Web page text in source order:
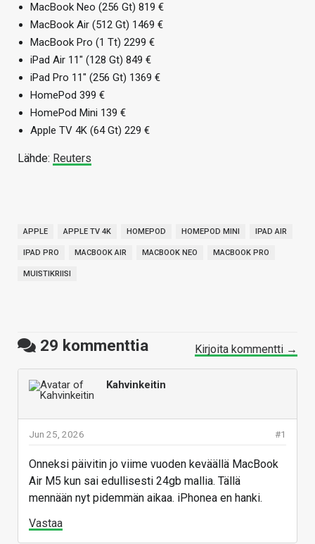
MacBook Neo (256 Gt) 819 €
MacBook Air (512 Gt) 1469 €
MacBook Pro (1 Tt) 2299 €
iPad Air 11″ (128 Gt) 849 €
iPad Pro 11″ (256 Gt) 1369 €
HomePod 399 €
HomePod Mini 139 €
Apple TV 4K (64 Gt) 229 €
Lähde: Reuters
APPLE APPLE TV 4K HOMEPOD HOMEPOD MINI IPAD AIR
IPAD PRO MACBOOK AIR MACBOOK NEO MACBOOK PRO
MUISTIKRIISI
29 kommenttia Kirjoita kommentti →
Kahvinkeitin
#1
Jun 25, 2026
Onneksi päivitin jo viime vuoden keväällä MacBook
Air M5 kun sai edullisesti 24gb mallia. Tällä
mennään nyt pidemmän aikaa. iPhonea en hanki.
Vastaa